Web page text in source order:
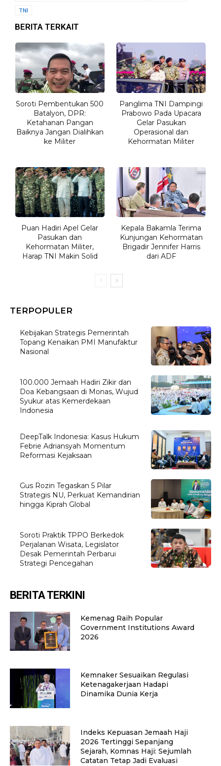
TNI
BERITA TERKAIT
Soroti Pembentukan 500
Batalyon, DPR:
Ketahanan Pangan
Baiknya Jangan Dialihkan
ke Militer
Panglima TNI Dampingi
Prabowo Pada Upacara
Gelar Pasukan
Operasional dan
Kehormatan Militer
Puan Hadiri Apel Gelar
Pasukan dan
Kehormatan Militer,
Harap TNI Makin Solid
Kepala Bakamla Terima
Kunjungan Kehormatan
Brigadir Jennifer Harris
dari ADF
TERPOPULER
Kebijakan Strategis Pemerintah
Topang Kenaikan PMI Manufaktur
Nasional
100.000 Jemaah Hadiri Zikir dan
Doa Kebangsaan di Monas, Wujud
Syukur atas Kemerdekaan
Indonesia
DeepTalk Indonesia: Kasus Hukum
Febrie Adriansyah Momentum
Reformasi Kejaksaan
Gus Rozin Tegaskan 5 Pilar
Strategis NU, Perkuat Kemandirian
hingga Kiprah Global
Soroti Praktik TPPO Berkedok
Perjalanan Wisata, Legislator
Desak Pemerintah Perbarui
Strategi Pencegahan
BERITA TERKINI
Kemenag Raih Popular
Government Institutions Award
2026
Kemnaker Sesuaikan Regulasi
Ketenagakerjaan Hadapi
Dinamika Dunia Kerja
Indeks Kepuasan Jemaah Haji
2026 Tertinggi Sepanjang
Sejarah, Komnas Haji: Sejumlah
Catatan Tetap Jadi Evaluasi